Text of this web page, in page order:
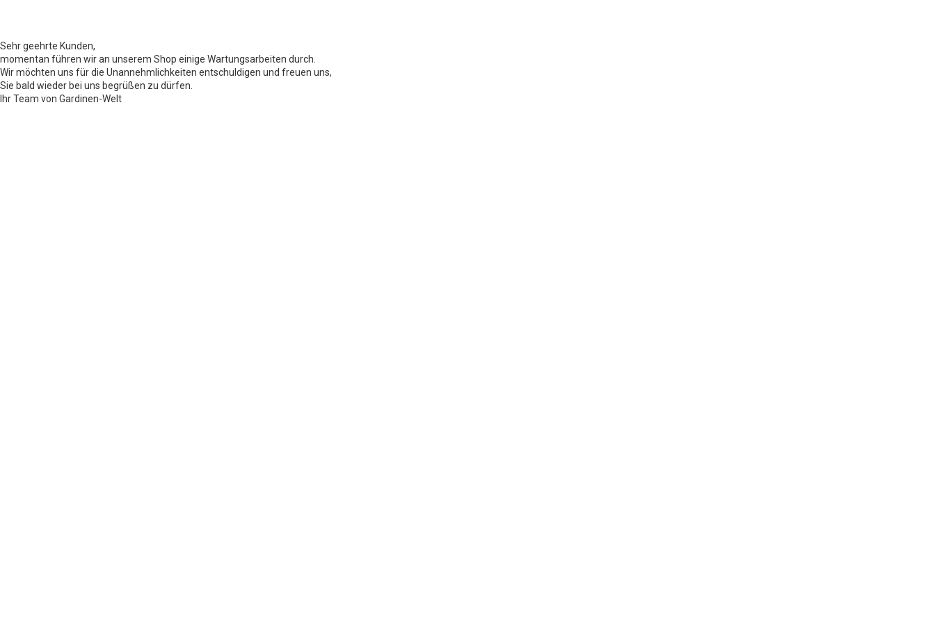
Sehr geehrte Kunden,
momentan führen wir an unserem Shop einige Wartungsarbeiten durch.
Wir möchten uns für die Unannehmlichkeiten entschuldigen und freuen uns,
Sie bald wieder bei uns begrüßen zu dürfen.
Ihr Team von Gardinen-Welt